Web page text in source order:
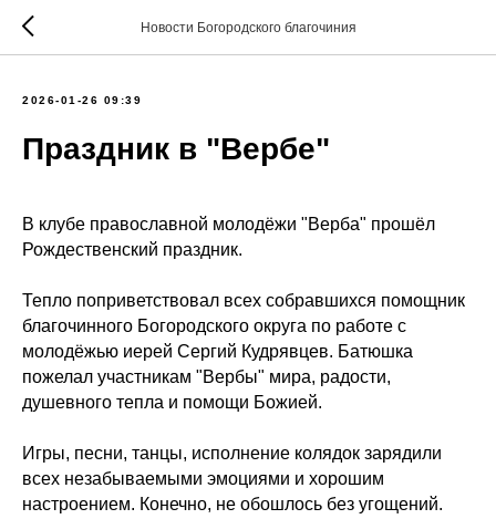
Новости Богородского благочиния
2026-01-26 09:39
Праздник в "Вербе"
В клубе православной молодёжи "Верба" прошёл
Рождественский праздник.
Тепло поприветствовал всех собравшихся помощник
благочинного Богородского округа по работе с
молодёжью иерей Сергий Кудрявцев. Батюшка
пожелал участникам "Вербы" мира, радости,
душевного тепла и помощи Божией.
Игры, песни, танцы, исполнение колядок зарядили
всех незабываемыми эмоциями и хорошим
настроением. Конечно, не обошлось без угощений.